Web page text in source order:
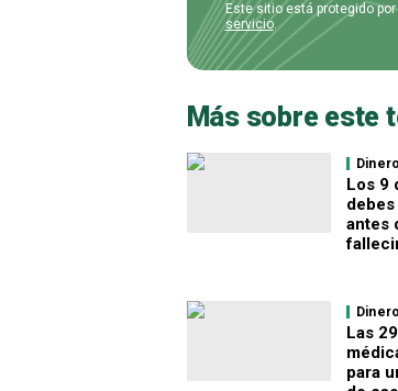
Este sitio está protegido por
servicio.
Más sobre este
Dinero
Los 9
antes
Dinero
Las
para